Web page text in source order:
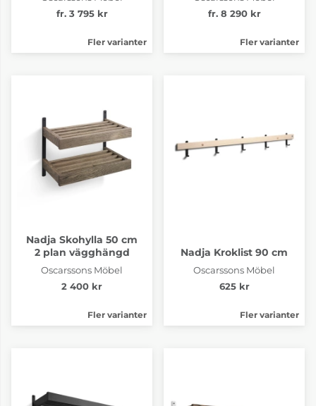
fr. 3 795 kr
Fler varianter
fr. 8 290 kr
Fler varianter
Nadja Skohylla 50 cm
2 plan vägghängd
Oscarssons Möbel
2 400 kr
Fler varianter
Nadja Kroklist 90 cm
Oscarssons Möbel
625 kr
Fler varianter